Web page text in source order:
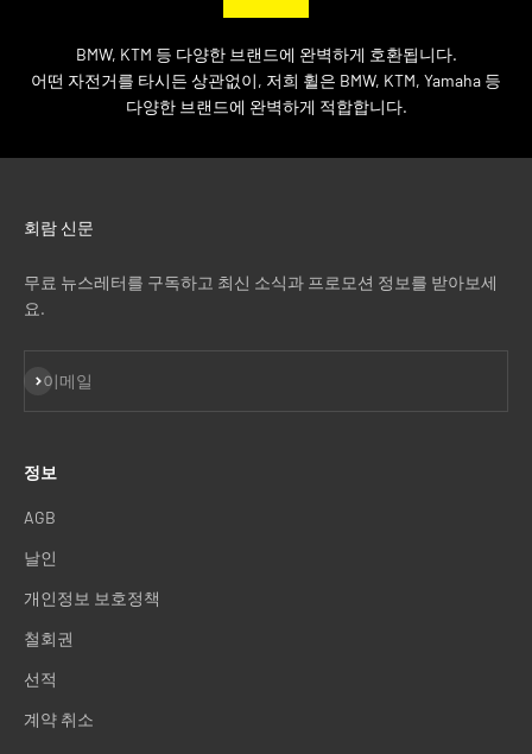
BMW, KTM 등 다양한 브랜드에 완벽하게 호환됩니다.
어떤 자전거를 타시든 상관없이, 저희 휠은 BMW, KTM, Yamaha 등
다양한 브랜드에 완벽하게 적합합니다.
회람 신문
무료 뉴스레터를 구독하고 최신 소식과 프로모션 정보를 받아보세
요.
이메일
구독
정보
AGB
날인
개인정보 보호정책
철회권
선적
계약 취소